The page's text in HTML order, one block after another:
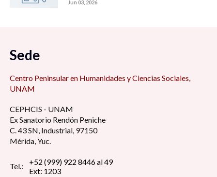
Jun 03, 2026
Sede
Centro Peninsular en Humanidades y Ciencias Sociales,
UNAM
CEPHCIS - UNAM
Ex Sanatorio Rendón Peniche
C. 43 SN, Industrial, 97150
Mérida, Yuc.
Tel.:
+52 (999) 922 8446 al 49
Ext: 1203